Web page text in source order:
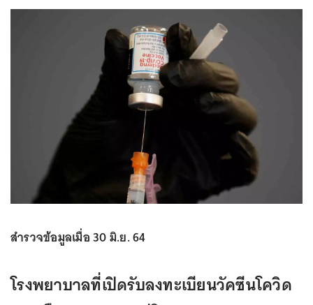
สำรวจข้อมูลเมื่อ 30 มิ.ย. 64
โรงพยาบาลที่เปิดรับลงทะเบียนวัคซีนโควิด